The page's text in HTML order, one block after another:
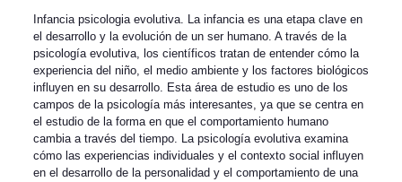
Infancia psicologia evolutiva. La infancia es una etapa clave en
el desarrollo y la evolución de un ser humano. A través de la
psicología evolutiva, los científicos tratan de entender cómo la
experiencia del niño, el medio ambiente y los factores biológicos
influyen en su desarrollo. Esta área de estudio es uno de los
campos de la psicología más interesantes, ya que se centra en
el estudio de la forma en que el comportamiento humano
cambia a través del tiempo. La psicología evolutiva examina
cómo las experiencias individuales y el contexto social influyen
en el desarrollo de la personalidad y el comportamiento de una